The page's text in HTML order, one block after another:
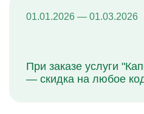
01.01.2026 — 01.03.2026
При заказе услуги
— скидка на любое